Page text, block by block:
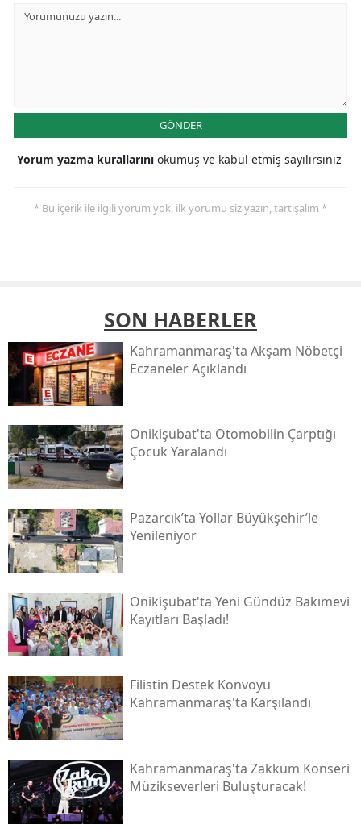
GÖNDER
Yorum yazma kurallarını okumuş ve kabul etmiş sayılırsınız
* Bu içerik ile ilgili yorum yok, ilk yorumu siz yazın, tartışalım *
SON HABERLER
Kahramanmaraş'ta Akşam Nöbetçi
Eczaneler Açıklandı
Onikişubat'ta Otomobilin Çarptığı
Çocuk Yaralandı
Pazarcık’ta Yollar Büyükşehir’le
Yenileniyor
Onikişubat'ta Yeni Gündüz Bakımevi
Kayıtları Başladı!
Filistin Destek Konvoyu
Kahramanmaraş'ta Karşılandı
Kahramanmaraş'ta Zakkum Konseri
Müzikseverleri Buluşturacak!